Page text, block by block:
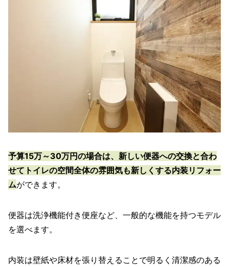
予算15万～30万円の場合は、新しい便器への交換と合わ
せてトイレの空間全体の雰囲気も新しくする内装リフォー
ムができます。
便器は洗浄機能付き便座など、一般的な機能を持つモデル
を選べます。
内装は壁紙や床材を張り替えることで明るく清潔感のある